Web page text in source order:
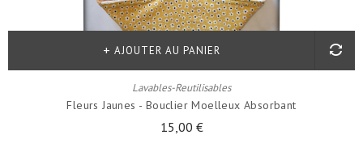
Lavables-Reutilisables
Fleurs Jaunes - Bouclier Moelleux Absorbant
15,00 €
AJOUTER AU PANIER